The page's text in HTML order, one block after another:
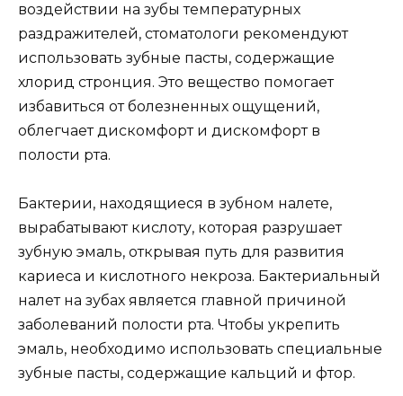
воздействии на зубы температурных
раздражителей, стоматологи рекомендуют
использовать зубные пасты, содержащие
хлорид стронция. Это вещество помогает
избавиться от болезненных ощущений,
облегчает дискомфорт и дискомфорт в
полости рта.
Бактерии, находящиеся в зубном налете,
вырабатывают кислоту, которая разрушает
зубную эмаль, открывая путь для развития
кариеса и кислотного некроза. Бактериальный
налет на зубах является главной причиной
заболеваний полости рта. Чтобы укрепить
эмаль, необходимо использовать специальные
зубные пасты, содержащие кальций и фтор.